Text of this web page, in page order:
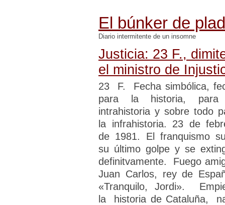
El búnker de
Diario intermitente de un insomne
Justicia: 23 F.,
el ministro de
23 F. Fecha simbólica,
para la historia,
intrahistoria y sobre todo
la infrahistoria. 23 de
de 1981. El franquismo
su último golpe y se
definitvamente. Fuego
Juan Carlos, rey de
«Tranquilo, Jordi».
la historia de Cataluña,